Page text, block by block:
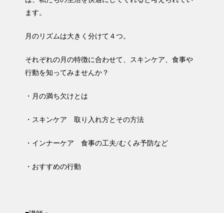
ます。
月のリズムは大きく分けて４つ。
それぞれの月の特徴に合わせて、スキンケア、食事や
行動を知ってみませんか？
・月の満ち欠けとは
・スキンケア 取り入れ方とその方法
・インナーケア 食事の工夫/むくみ予防など
・おすすめの行動